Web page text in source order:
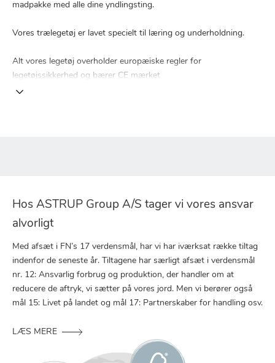
madpakke med alle dine yndlingsting.
Vores trælegetøj er lavet specielt til læring og underholdning.
Alt vores legetøj overholder europæiske regler for
legetøjssikkerhed og bærer CE mærket
Hos ASTRUP Group A/S tager vi vores ansvar
alvorligt
Med afsæt i FN’s 17 verdensmål, har vi har iværksat række tiltag
indenfor de seneste år. Tiltagene har særligt afsæt i verdensmål
nr. 12: Ansvarlig forbrug og produktion, der handler om at
reducere de aftryk, vi sætter på vores jord. Men vi berører også
mål 15: Livet på landet og mål 17: Partnerskaber for handling osv.
LÆS MERE